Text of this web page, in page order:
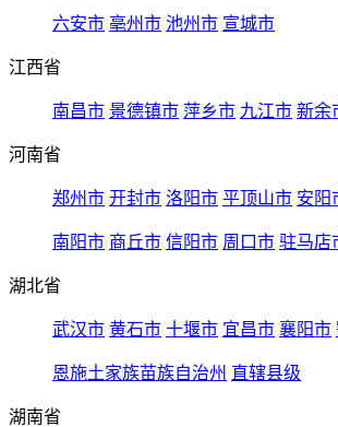
六安市 亳州市 池州市 宣城市
江西省
南昌市 景德镇市 萍乡市 九江市 新余
河南省
郑州市 开封市 洛阳市 平顶山市 安阳
南阳市 商丘市 信阳市 周口市 驻马店
湖北省
武汉市 黄石市 十堰市 宜昌市 襄阳市
恩施土家族苗族自治州 直辖县级
湖南省